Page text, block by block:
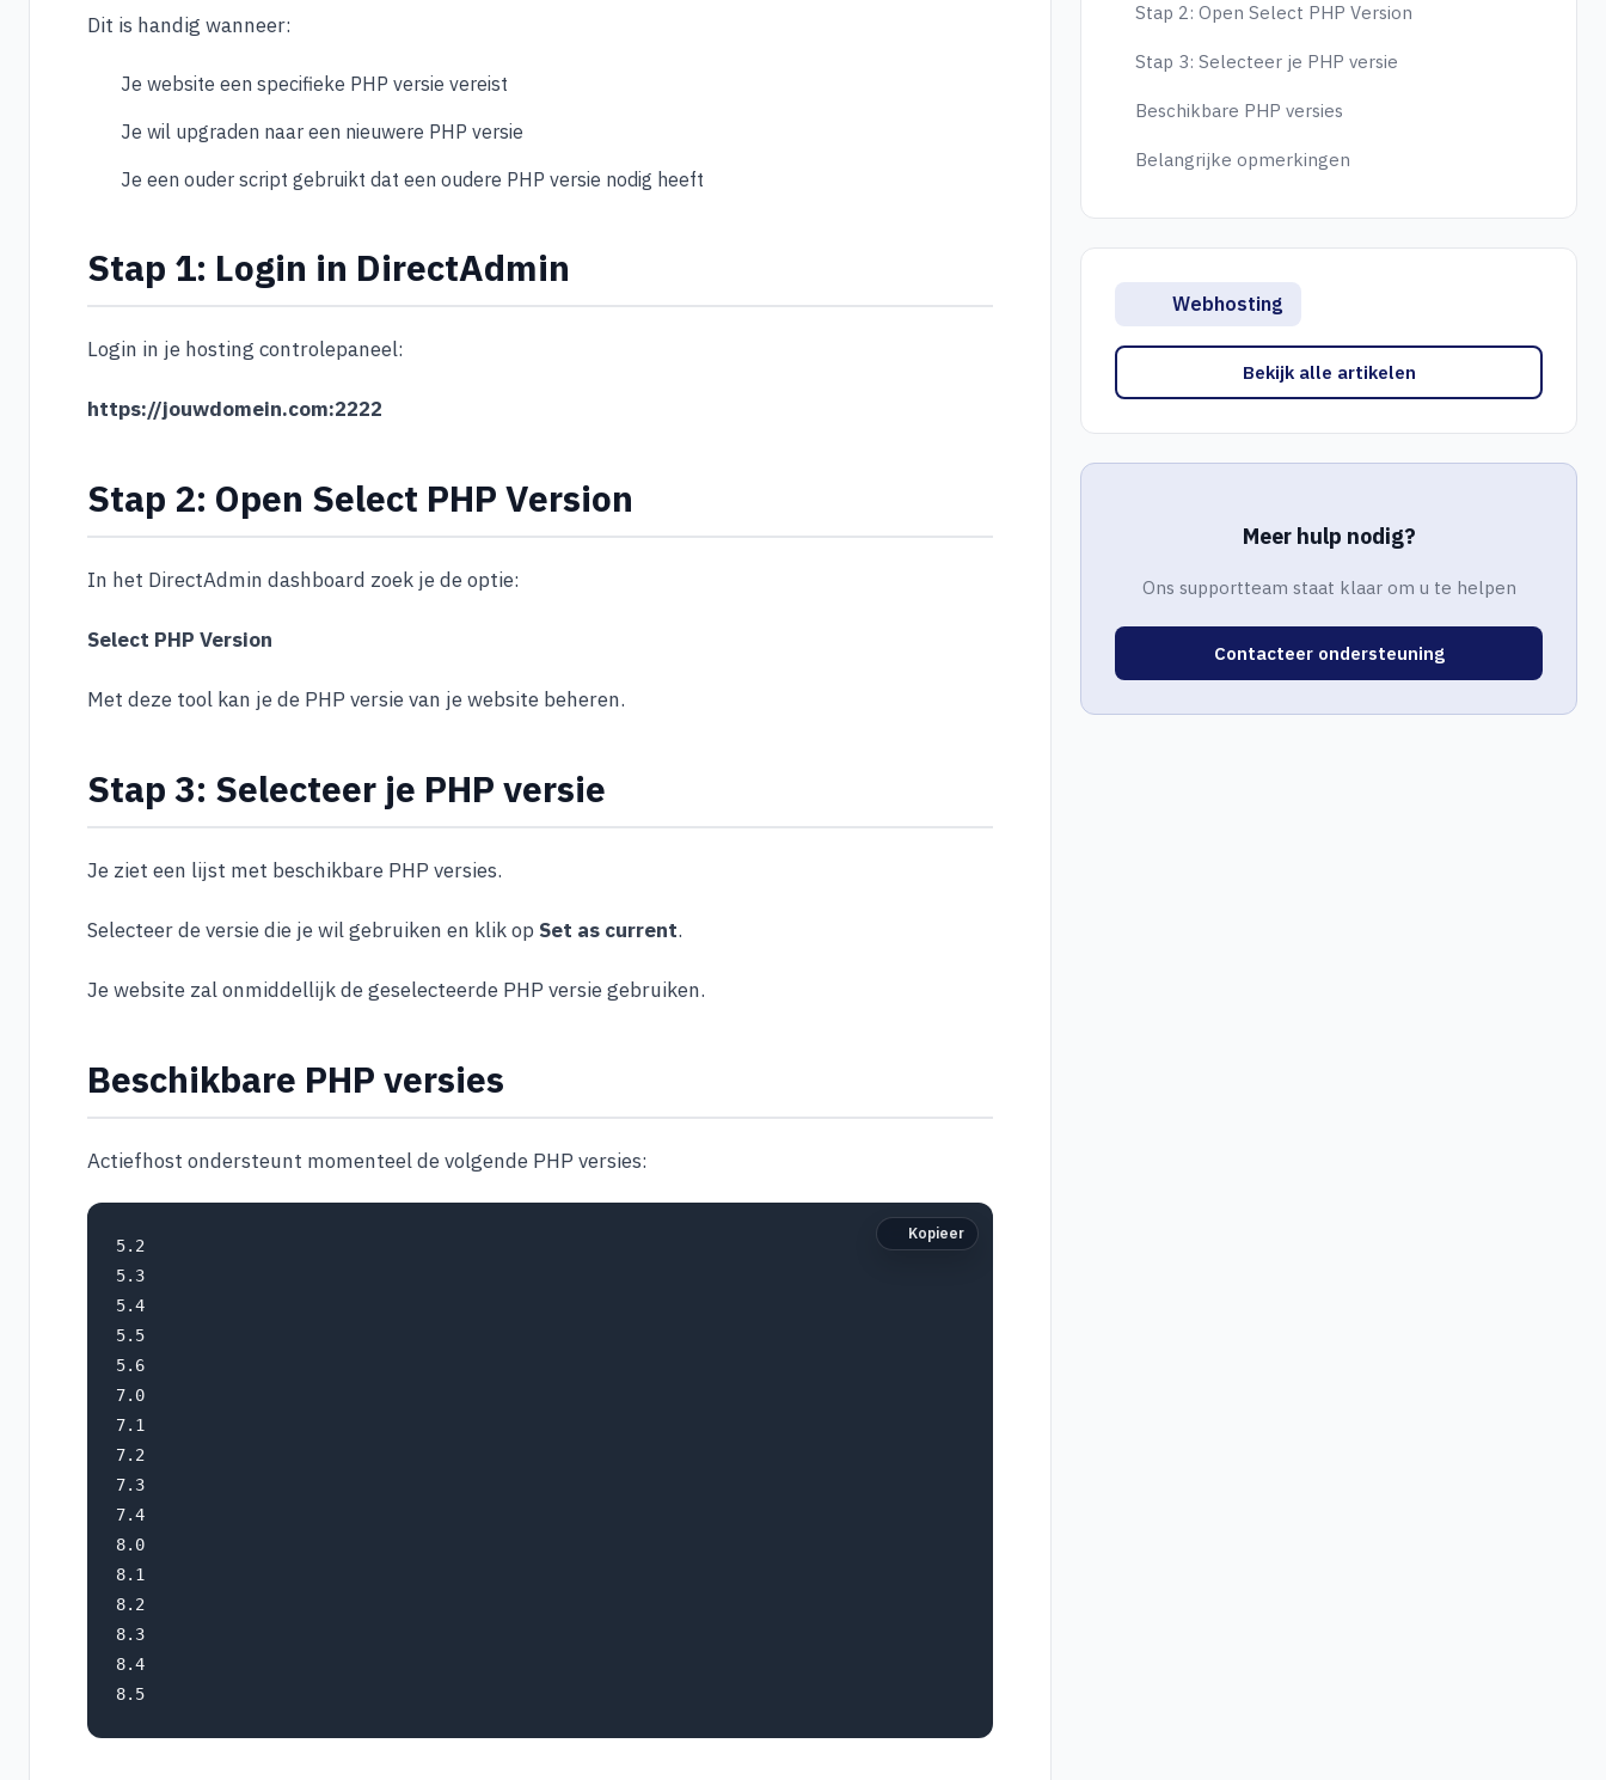
Dit is handig wanneer:
Je website een specifieke PHP versie vereist
Je wil upgraden naar een nieuwere PHP versie
Je een ouder script gebruikt dat een oudere PHP versie nodig heeft
Stap 1: Login in DirectAdmin
Login in je hosting controlepaneel:
https://jouwdomein.com:2222
Stap 2: Open Select PHP Version
In het DirectAdmin dashboard zoek je de optie:
Select PHP Version
Met deze tool kan je de PHP versie van je website beheren.
Stap 3: Selecteer je PHP versie
Je ziet een lijst met beschikbare PHP versies.
Selecteer de versie die je wil gebruiken en klik op Set as current.
Je website zal onmiddellijk de geselecteerde PHP versie gebruiken.
Beschikbare PHP versies
Actiefhost ondersteunt momenteel de volgende PHP versies:
5.2
5.3
5.4
5.5
5.6
7.0
7.1
7.2
7.3
7.4
8.0
8.1
8.2
8.3
8.4
Kopieer
Stap 2: Open Select PHP Version
Stap 3: Selecteer je PHP versie
Beschikbare PHP versies
Belangrijke opmerkingen
Webhosting
Bekijk alle artikelen
Meer hulp nodig?
Ons supportteam staat klaar om u te helpen
Contacteer ondersteuning